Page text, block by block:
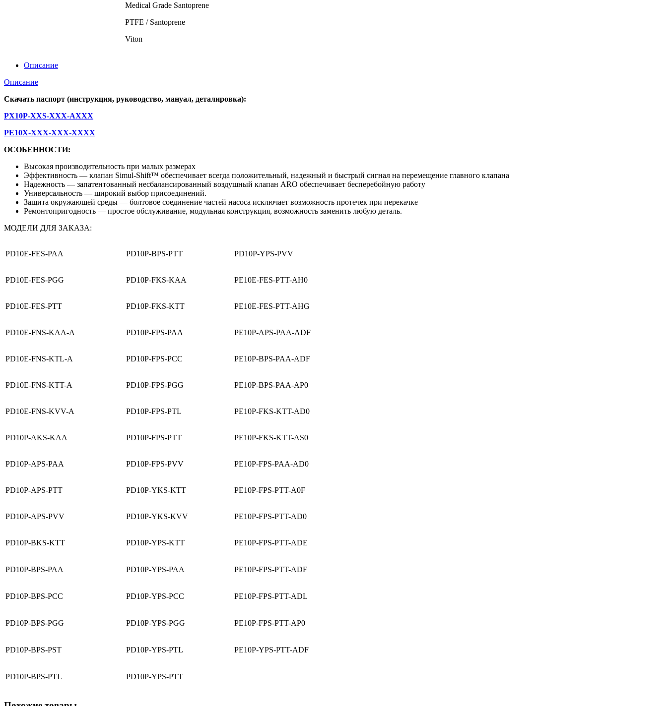
Medical Grade Santoprene
PTFE / Santoprene
Viton
Описание
Описание
Скачать паспорт (инструкция, руководство, мануал, деталировка):
PX10P-XXS-XXX-AXXX
PE10X-XXX-XXX-XXXX
ОСОБЕННОСТИ:
Высокая производительность при малых размерах
Эффективность — клапан Simul-Shift™ обеспечивает всегда положительный, надежный и быстрый сигнал на перемещение главного клапана
Надежность — запатентованный несбалансированный воздушный клапан ARO обеспечивает бесперебойную работу
Универсальность — широкий выбор присоединений.
Защита окружающей среды — болтовое соединение частей насоса исключает возможность протечек при перекачке
Ремонтопригодность — простое обслуживание, модульная конструкция, возможность заменить любую деталь.
МОДЕЛИ ДЛЯ ЗАКАЗА:
PD10E-FES-PAA PD10P-BPS-PTT PD10P-YPS-PVV
PD10E-FES-PGG PD10P-FKS-KAA PE10E-FES-PTT-AH0
PD10E-FES-PTT PD10P-FKS-KTT PE10E-FES-PTT-AHG
PD10E-FNS-KAA-A PD10P-FPS-PAA PE10P-APS-PAA-ADF
PD10E-FNS-KTL-A PD10P-FPS-PCC PE10P-BPS-PAA-ADF
PD10E-FNS-KTT-A PD10P-FPS-PGG PE10P-BPS-PAA-AP0
PD10E-FNS-KVV-A PD10P-FPS-PTL PE10P-FKS-KTT-AD0
PD10P-AKS-KAA PD10P-FPS-PTT PE10P-FKS-KTT-AS0
PD10P-APS-PAA PD10P-FPS-PVV PE10P-FPS-PAA-AD0
PD10P-APS-PTT PD10P-YKS-KTT PE10P-FPS-PTT-A0F
PD10P-APS-PVV PD10P-YKS-KVV PE10P-FPS-PTT-AD0
PD10P-BKS-KTT PD10P-YPS-KTT PE10P-FPS-PTT-ADE
PD10P-BPS-PAA PD10P-YPS-PAA PE10P-FPS-PTT-ADF
PD10P-BPS-PCC PD10P-YPS-PCC PE10P-FPS-PTT-ADL
PD10P-BPS-PGG PD10P-YPS-PGG PE10P-FPS-PTT-AP0
PD10P-BPS-PST PD10P-YPS-PTL PE10P-YPS-PTT-ADF
PD10P-BPS-PTL PD10P-YPS-PTT